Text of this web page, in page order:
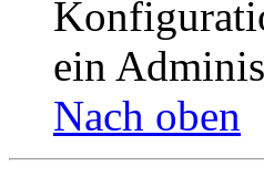
ein
Nach oben